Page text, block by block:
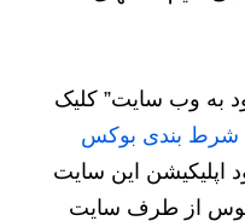
به وب سایت” کلیک
شرط بندی بوکس
اپلیکیشن این سایت
تا بیش از 50% بونوس از طرف سایت